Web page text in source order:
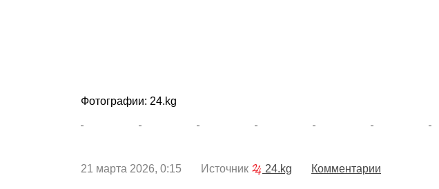
Фотографии: 24.kg
21 марта 2026, 0:15 Источник 24.kg Комментарии